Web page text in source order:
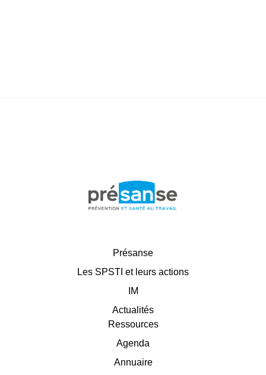
Présanse
Les SPSTI et leurs actions
IM
Actualités
Ressources
Agenda
Annuaire